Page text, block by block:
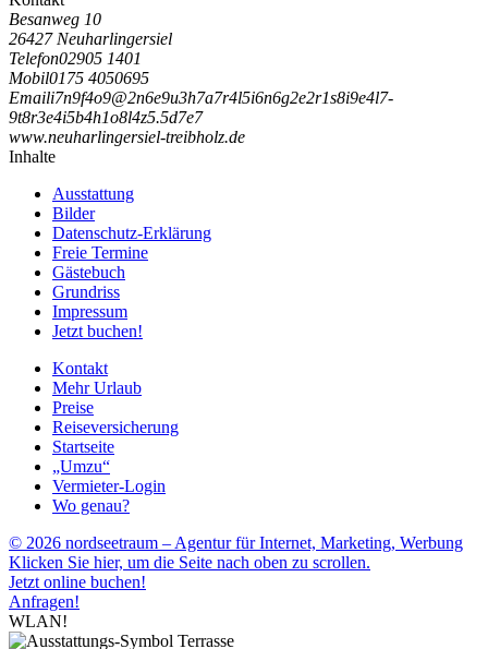
Besanweg 10
26427 Neuharlingersiel
Telefon02905 1401
Mobil0175 4050695
Emaili7n9f4o9@2n6e9u3h7a7r4l5i6n6g2e2r1s8i9e4l7-
9t8r3e4i5b4h1o8l4z5.5d7e7
www.neuharlingersiel-treibholz.de
Inhalte
Ausstattung
Bilder
Datenschutz-Erklärung
Freie Termine
Gästebuch
Grundriss
Impressum
Jetzt buchen!
Kontakt
Mehr Urlaub
Preise
Reiseversicherung
Startseite
„Umzu“
Vermieter-Login
Wo genau?
© 2026 nordseetraum – Agentur für Internet, Marketing, Werbung
Klicken Sie hier, um die Seite nach oben zu scrollen.
Jetzt online buchen!
Anfragen!
WLAN!